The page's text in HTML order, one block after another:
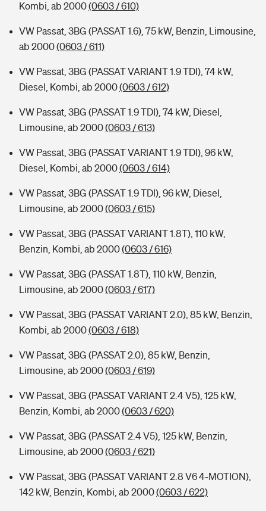
Kombi, ab 2000(0603 / 610)
VW Passat, 3BG (PASSAT 1.6), 75 kW, Benzin, Limousine,
ab 2000(0603 / 611)
VW Passat, 3BG (PASSAT VARIANT 1.9 TDI), 74 kW,
Diesel, Kombi, ab 2000(0603 / 612)
VW Passat, 3BG (PASSAT 1.9 TDI), 74 kW, Diesel,
Limousine, ab 2000(0603 / 613)
VW Passat, 3BG (PASSAT VARIANT 1.9 TDI), 96 kW,
Diesel, Kombi, ab 2000(0603 / 614)
VW Passat, 3BG (PASSAT 1.9 TDI), 96 kW, Diesel,
Limousine, ab 2000(0603 / 615)
VW Passat, 3BG (PASSAT VARIANT 1.8T), 110 kW,
Benzin, Kombi, ab 2000(0603 / 616)
VW Passat, 3BG (PASSAT 1.8T), 110 kW, Benzin,
Limousine, ab 2000(0603 / 617)
VW Passat, 3BG (PASSAT VARIANT 2.0), 85 kW, Benzin,
Kombi, ab 2000(0603 / 618)
VW Passat, 3BG (PASSAT 2.0), 85 kW, Benzin,
Limousine, ab 2000(0603 / 619)
VW Passat, 3BG (PASSAT VARIANT 2.4 V5), 125 kW,
Benzin, Kombi, ab 2000(0603 / 620)
VW Passat, 3BG (PASSAT 2.4 V5), 125 kW, Benzin,
Limousine, ab 2000(0603 / 621)
VW Passat, 3BG (PASSAT VARIANT 2.8 V6 4-MOTION),
142 kW, Benzin, Kombi, ab 2000(0603 / 622)